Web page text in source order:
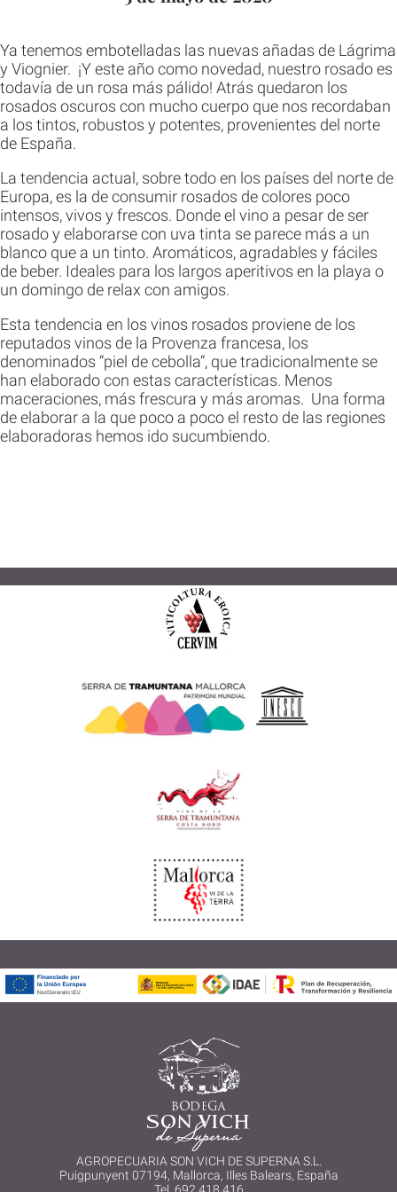
Ya tenemos embotelladas las nuevas añadas de Lágrima
y Viognier. ¡Y este año como novedad, nuestro rosado es
todavía de un rosa más pálido! Atrás quedaron los
rosados oscuros con mucho cuerpo que nos recordaban
a los tintos, robustos y potentes, provenientes del norte
de España.
La tendencia actual, sobre todo en los países del norte de
Europa, es la de consumir rosados de colores poco
intensos, vivos y frescos. Donde el vino a pesar de ser
rosado y elaborarse con uva tinta se parece más a un
blanco que a un tinto. Aromáticos, agradables y fáciles
de beber. Ideales para los largos aperitivos en la playa o
un domingo de relax con amigos.
Esta tendencia en los vinos rosados proviene de los
reputados vinos de la Provenza francesa, los
denominados “piel de cebolla”, que tradicionalmente se
han elaborado con estas características. Menos
maceraciones, más frescura y más aromas. Una forma
de elaborar a la que poco a poco el resto de las regiones
elaboradoras hemos ido sucumbiendo.
AGROPECUARIA SON VICH DE SUPERNA S.L.
Puigpunyent 07194, Mallorca, Illes Balears, España